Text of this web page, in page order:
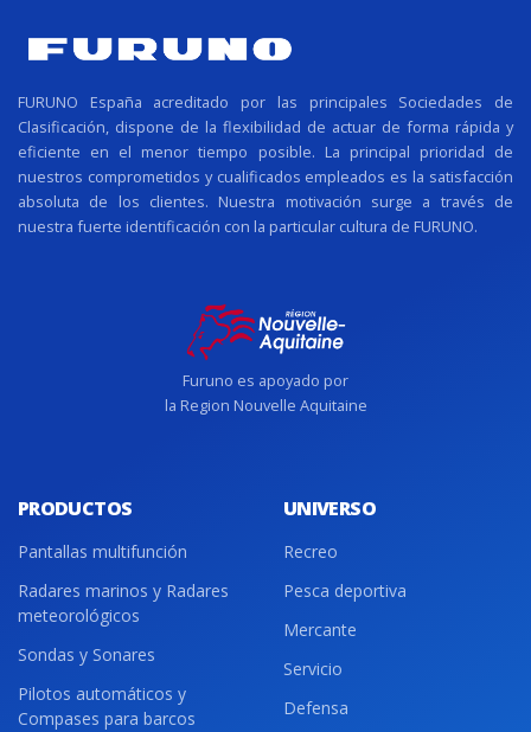
FURUNO España acreditado por las principales Sociedades de
Clasificación, dispone de la flexibilidad de actuar de forma rápida y
eficiente en el menor tiempo posible. La principal prioridad de
nuestros comprometidos y cualificados empleados es la satisfacción
absoluta de los clientes. Nuestra motivación surge a través de
nuestra fuerte identificación con la particular cultura de FURUNO.
Furuno es apoyado por
la Region Nouvelle Aquitaine
PRODUCTOS
Pantallas multifunción
Radares marinos y Radares
meteorológicos
Sondas y Sonares
Pilotos automáticos y
Compases para barcos
UNIVERSO
Recreo
Pesca deportiva
Mercante
Servicio
Defensa